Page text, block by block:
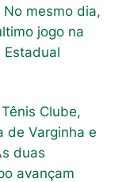
mesmo dia,
jogo na
Estadual
Clube,
de Varginha e
duas
avançam